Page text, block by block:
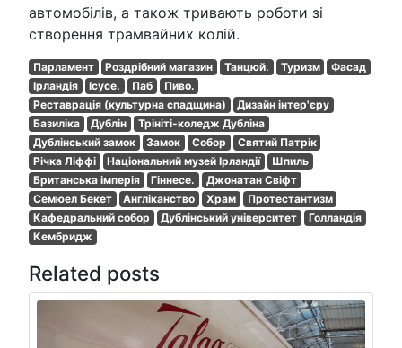
автомобілів, а також тривають роботи зі
створення трамвайних колій.
Парламент Роздрібний магазин Танцюй. Туризм
Фасад
Ірландія
Ісусе. Паб
Пиво.
Реставрація (культурна спадщина)
Дизайн інтер'єру
Базиліка
Дублін
Трініті-коледж Дубліна
Дублінський замок
Замок Собор
Святий Патрік
Річка Ліффі
Національний музей Ірландії
Шпиль
Британська імперія
Гіннесе.
Джонатан Свіфт
Семюел Бекет
Англіканство Храм
Протестантизм
Кафедральний собор
Дублінський університет
Голландія
Кембридж
Related posts